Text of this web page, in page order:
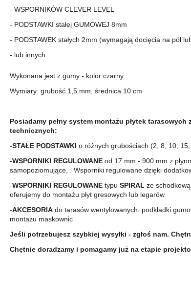
- WSPORNIKÓW CLEVER LEVEL
- PODSTAWKI stałej GUMOWEJ 8mm
- PODSTAWEK stałych 2mm (wymagają docięcia na pół
- lub innych
Wykonana jest z gumy - kolor czarny
Wymiary: grubość 1,5 mm, średnica 10 cm
Posiadamy pełny system montażu płytek
technicznych:
-STAŁE PODSTAWKI o różnych grubościach (2; 8; 10;
-WSPORNIKI REGULOWANE od 17 mm - 900 mm z
samopoziomujące, . Wsporniki regulowane dzięki
-WSPORNIKI REGULOWANE typu SPIRAL ze
oferujemy do montażu płyt gresowych lub legarów
-AKCESORIA do tarasów wentylowanych: podkładki
montażu maskownic
Jeśli potrzebujesz szybkiej wysyłki - zgłoś nam.
Chętnie doradzamy i pomagamy już na etapie